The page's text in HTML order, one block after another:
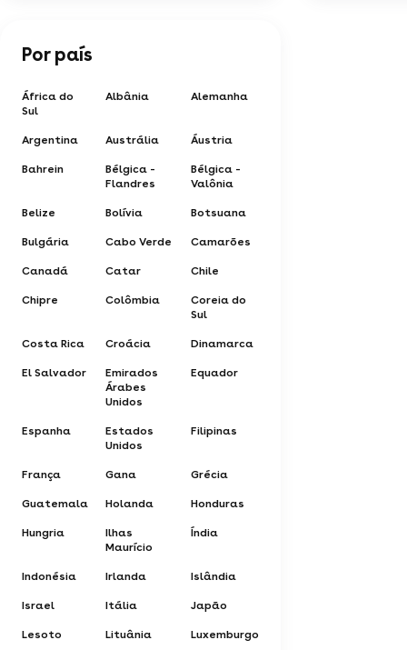
Por país
África do
Sul
Albânia Alemanha
Argentina Austrália Áustria
Bahrein
Bélgica -
Flandres
Bélgica -
Valônia
Belize Bolívia Botsuana
Bulgária Cabo Verde Camarões
Canadá Catar Chile
Chipre Colômbia
Coreia do
Sul
Costa Rica Croácia Dinamarca
El Salvador
Emirados
Árabes
Unidos
Equador
Espanha
Estados
Unidos
Filipinas
França Gana Grécia
Guatemala Holanda Honduras
Hungria
Ilhas
Maurício
Índia
Indonésia Irlanda Islândia
Israel Itália Japão
Lesoto Lituânia Luxemburgo